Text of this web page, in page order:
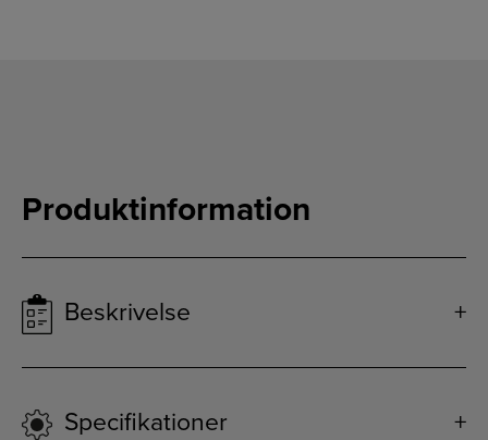
Produktinformation
Beskrivelse
Specifikationer